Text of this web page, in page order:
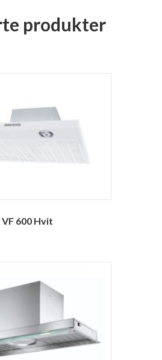
produkter
VF 600 Hvit